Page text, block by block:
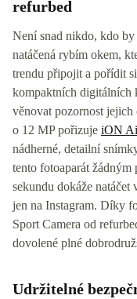
refurbed
Není snad nikdo, kdo
natáčená rybím okem,
trendu připojit a pořídit
kompaktních digitálních
věnovat pozornost
o 12 MP pořizuje iON
nádherné, detailní
tento fotoaparát
sekundu dokáže natáčet
jen na Instagram. Díky
Sport Camera od
dovolené plné
Udržitelné